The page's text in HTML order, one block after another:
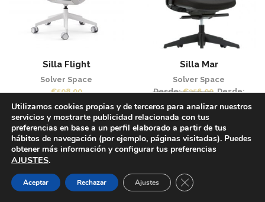
Silla Flight
Solver Space
€508.00
Silla Mar
Solver Space
Desde:€356.00 Desde:
315.00
Utilizamos cookies propias y de terceros para analizar nuestros
servicios y mostrarte publicidad relacionada con tus
preferencias en base a un perfil elaborado a partir de tus
hábitos de navegación (por ejemplo, páginas visitadas). Puedes
obtener más información y configurar tus preferencias
AJUSTES.
Aceptar Rechazar Ajustes Cerrar el banner de